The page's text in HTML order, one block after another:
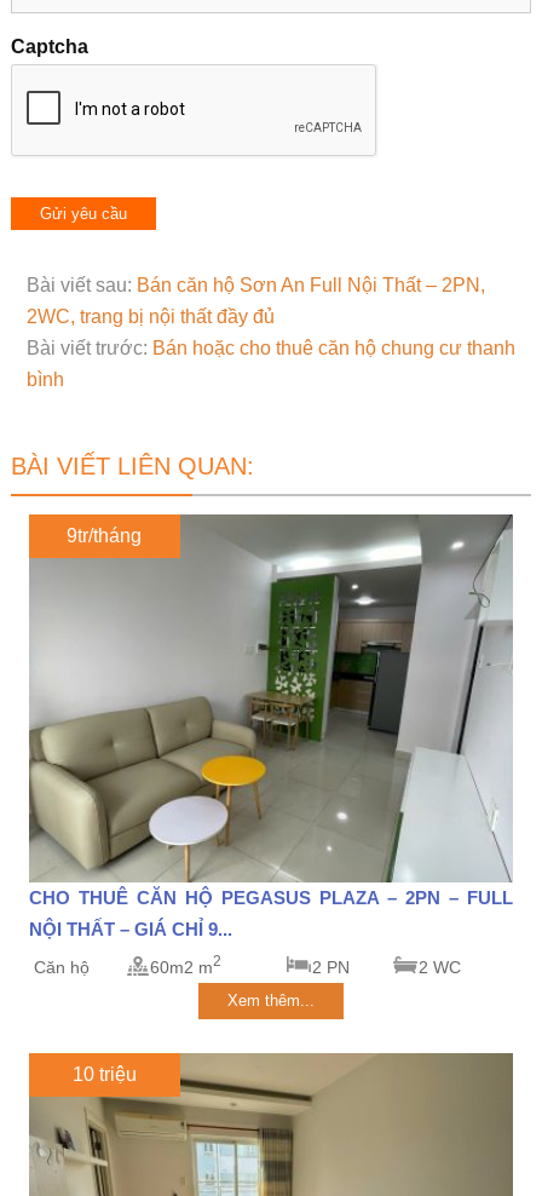
Captcha
Bài viết sau: Bán căn hộ Sơn An Full Nội Thất – 2PN,
2WC, trang bị nội thất đầy đủ
Bài viết trước: Bán hoặc cho thuê căn hộ chung cư thanh
bình
BÀI VIẾT LIÊN QUAN:
9tr/tháng
CHO THUÊ CĂN HỘ PEGASUS PLAZA – 2PN – FULL
NỘI THẤT – GIÁ CHỈ 9...
Căn hộ 60m2 m2 2 PN 2 WC
Xem thêm...
10 triệu